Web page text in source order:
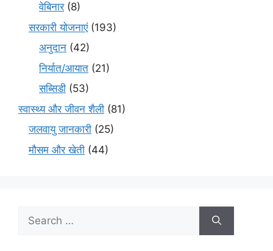
वेबिनार(8)
सरकारी योजनाएं(193)
अनुदान (42)
निर्यात/आयात (21)
सब्सिडी (53)
स्वास्थ्य और जीवन शैली (81)
जलवायु जानकारी (25)
मौसम और खेती (44)